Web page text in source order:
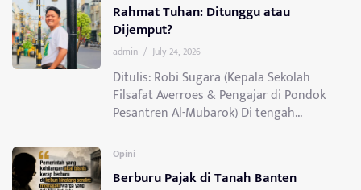
Rahmat Tuhan: Ditunggu atau
Dijemput?
admin / July 24, 2026
Ditulis: Robi Sugara (Kepala Sekolah
Filsafat Averroes & Pengajar di Pondok
Pesantren Al-Mubarok) Di tengah...
Opini
Berburu Pajak di Tanah Banten